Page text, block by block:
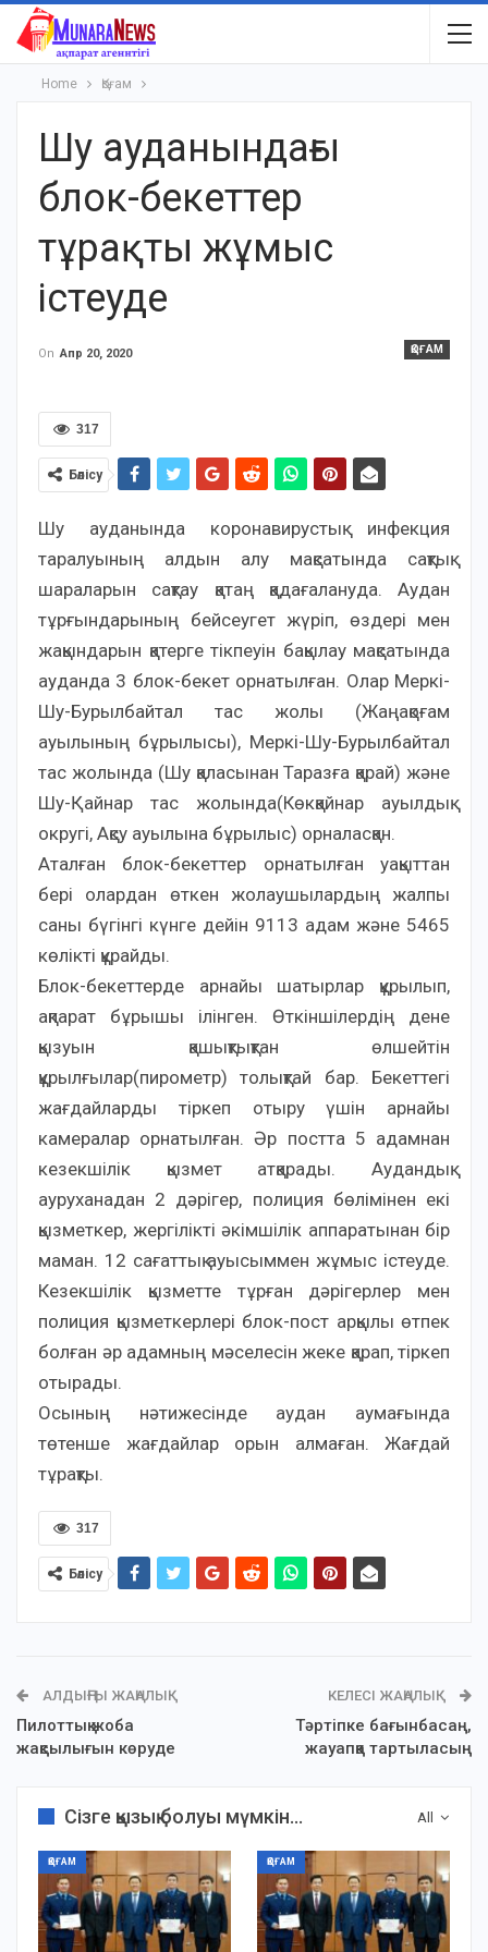
Home Қоғам
Шу ауданындағы
блок-бекеттер
тұрақты жұмыс
істеуде
ҚОҒАМ
On Апр 20, 2020
317
Бөлісу
Шу ауданында коронавирустық инфекция
таралуының алдын алу мақсатында сақтық
шараларын сақтау қатаң қадағалануда. Аудан
тұрғындарының бейсеугет жүріп, өздері мен
жақындарын қатерге тікпеуін бақылау мақсатында
ауданда 3 блок-бекет орнатылған. Олар Меркі-
Шу-Бурылбайтал тас жолы (Жаңақоғам
ауылының бұрылысы), Меркі-Шу-Бурылбайтал
тас жолында (Шу қаласынан Таразға қарай) және
Шу-Қайнар тас жолында(Көкқайнар ауылдық
округі, Ақсу ауылына бұрылыс) орналасқан.
Аталған блок-бекеттер орнатылған уақыттан
бері олардан өткен жолаушылардың жалпы
саны бүгінгі күнге дейін 9113 адам және 5465
көлікті құрайды.
Блок-бекеттерде арнайы шатырлар құрылып,
ақпарат бұрышы ілінген. Өткіншілердің дене
қызуын қашықтықтан өлшейтін
құрылғылар(пирометр) толықтай бар. Бекеттегі
жағдайларды тіркеп отыру үшін арнайы
камералар орнатылған. Әр постта 5 адамнан
кезекшілік қызмет атқарады. Аудандық
ауруханадан 2 дәрігер, полиция бөлімінен екі
қызметкер, жергілікті әкімшілік аппаратынан бір
маман. 12 сағаттық ауысыммен жұмыс істеуде.
Кезекшілік қызметте тұрған дәрігерлер мен
полиция қызметкерлері блок-пост арқылы өтпек
болған әр адамның мәселесін жеке қарап, тіркеп
отырады.
Осының нәтижесінде аудан аумағында
төтенше жағдайлар орын алмаған. Жағдай
тұрақты.
317
Бөлісу
АЛДЫҢҒЫ ЖАҢАЛЫҚ
Пилоттық жоба
жақсылығын көруде
КЕЛЕСІ ЖАҢАЛЫҚ
Тәртіпке бағынбасаң,
жауапқа тартыласың
All
Сізге қызық болуы мүмкін...
ҚОҒАМ ҚОҒАМ